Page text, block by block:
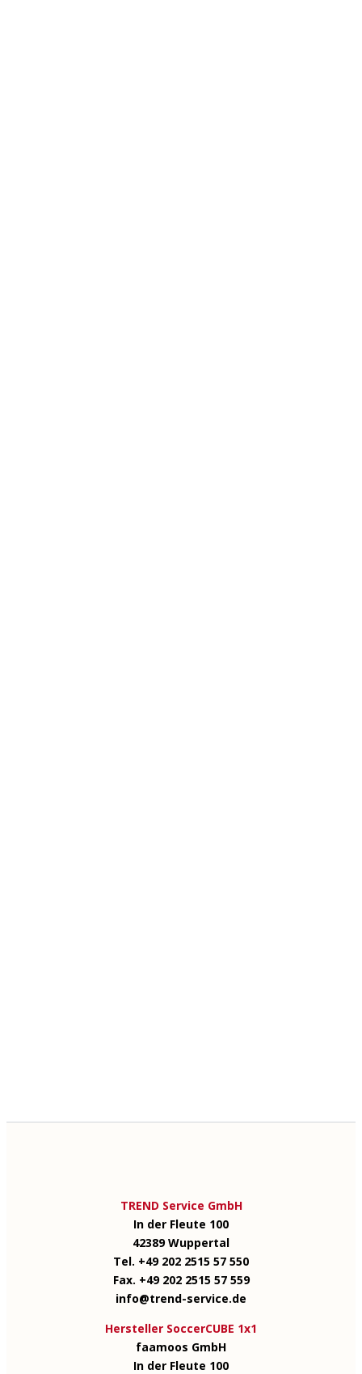
TREND Service GmbH
In der Fleute 100
42389 Wuppertal
Tel. +49 202 2515 57 550
Fax. +49 202 2515 57 559
info@trend-service.de
Hersteller SoccerCUBE 1x1
faamoos GmbH
In der Fleute 100